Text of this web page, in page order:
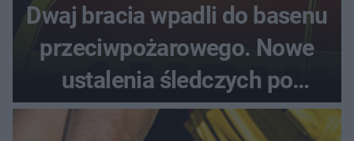
Dwaj bracia wpadli do basenu
przeciwpożarowego. Nowe
ustalenia śledczych po
dramatycznej akcji